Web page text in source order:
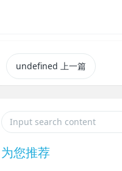
undefined 上一篇
为您推荐